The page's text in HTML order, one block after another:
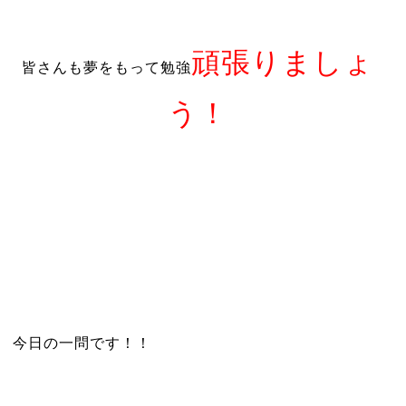
皆さんも夢をもって勉強頑張りましょ
う！
今日の一問です！！